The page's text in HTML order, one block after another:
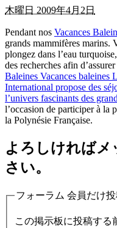
木曜日 2009年4月2日
Pendant nos Vacances
grands mammifères marins.
plongez dans l’eau
des recherches afin
Baleines Vacances baleines
International propose des
l’univers fascinants des
l’occasion de participer à la
la Polynésie Française.
よろしければ
さい。
フォーラム 会員だけ
この掲示板に投稿する前に あなたは登録しな